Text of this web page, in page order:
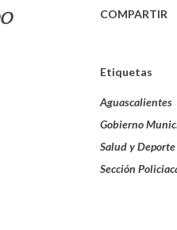
COMPARTIR
Etiquetas
Aguascalientes
Gobierno
Salud y Deporte
Sección